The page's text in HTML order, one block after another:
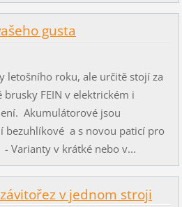
gusta
letošního roku, ale určitě stojí za
FEIN v elektrickém i
Akumulátorové jsou
bezuhlíkové a s novou paticí pro
Varianty v krátké nebo v...
v jednom stroji